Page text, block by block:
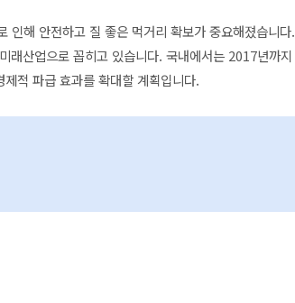
인해 안전하고 질 좋은 먹거리 확보가 중요해졌습니다.
산업으로 꼽히고 있습니다. 국내에서는 2017년까지
적 파급 효과를 확대할 계획입니다.